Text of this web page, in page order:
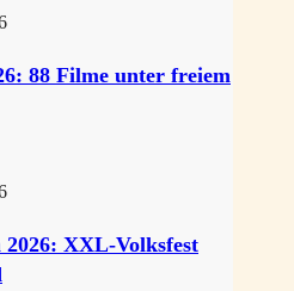
88 Filme unter freiem
XXL-Volksfest